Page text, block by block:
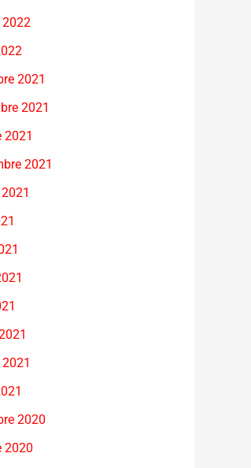
2022
2021
2021
2021
2021
2020
2020